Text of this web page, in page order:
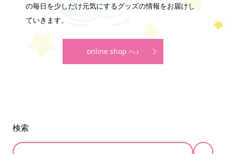
の毎日を少しだけ元気にするグッズの情報をお届けし
ていきます。
online shop へ♪
検索